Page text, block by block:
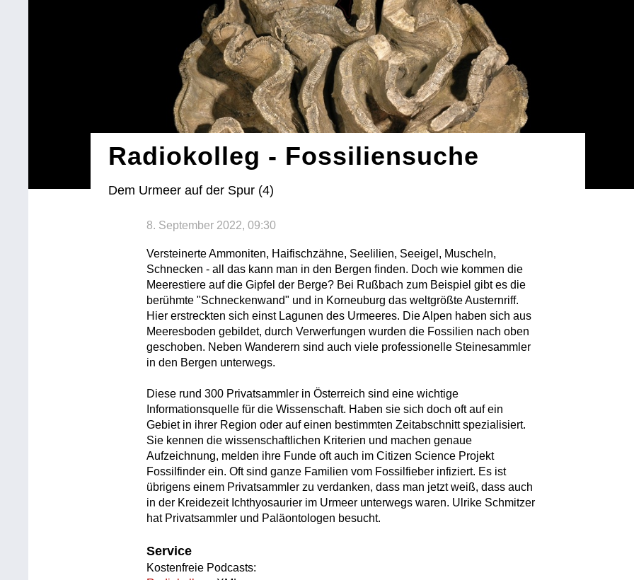
Radiokolleg - Fossiliensuche
Dem Urmeer auf der Spur (4)
8. September 2022, 09:30
Versteinerte Ammoniten, Haifischzähne, Seelilien, Seeigel, Muscheln,
Schnecken - all das kann man in den Bergen finden. Doch wie kommen die
Meerestiere auf die Gipfel der Berge? Bei Rußbach zum Beispiel gibt es die
berühmte "Schneckenwand" und in Korneuburg das weltgrößte Austernriff.
Hier erstreckten sich einst Lagunen des Urmeeres. Die Alpen haben sich aus
Meeresboden gebildet, durch Verwerfungen wurden die Fossilien nach oben
geschoben. Neben Wanderern sind auch viele professionelle Steinesammler
in den Bergen unterwegs.
Diese rund 300 Privatsammler in Österreich sind eine wichtige
Informationsquelle für die Wissenschaft. Haben sie sich doch oft auf ein
Gebiet in ihrer Region oder auf einen bestimmten Zeitabschnitt spezialisiert.
Sie kennen die wissenschaftlichen Kriterien und machen genaue
Aufzeichnung, melden ihre Funde oft auch im Citizen Science Projekt
Fossilfinder ein. Oft sind ganze Familien vom Fossilfieber infiziert. Es ist
übrigens einem Privatsammler zu verdanken, dass man jetzt weiß, dass auch
in der Kreidezeit Ichthyosaurier im Urmeer unterwegs waren. Ulrike Schmitzer
hat Privatsammler und Paläontologen besucht.
Service
Kostenfreie Podcasts: